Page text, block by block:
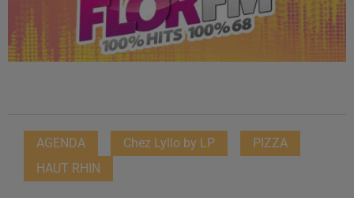
AGENDA Chez Lyllo by LP
PIZZA
HAUT RHIN